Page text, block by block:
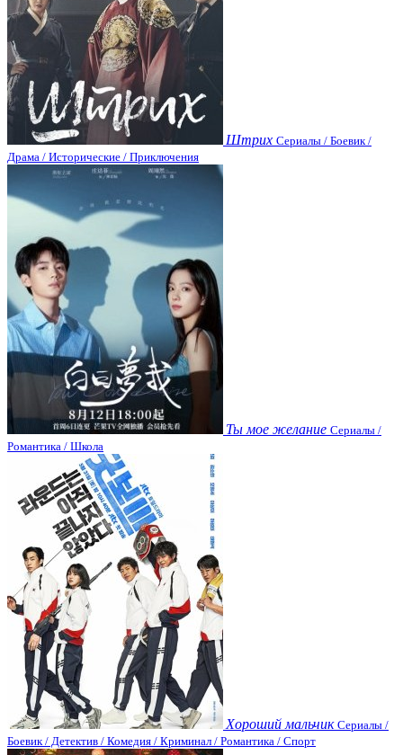
Штрих Сериалы / Боевик /
Драма / Исторические / Приключения
Ты мое желание Сериалы /
Романтика / Школа
Хороший мальчик Сериалы /
Боевик / Детектив / Комедия / Криминал / Романтика / Спорт